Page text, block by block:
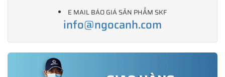
E MAIL BÁO GIÁ SẢN PHẨM SKF
info@ngocanh.com